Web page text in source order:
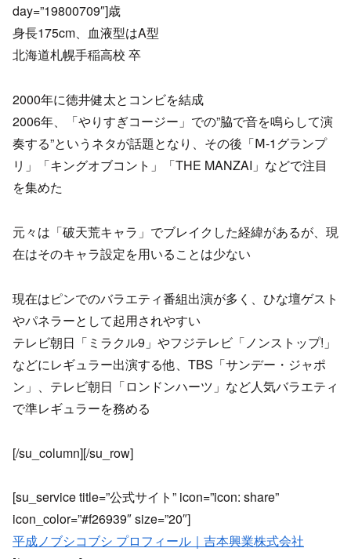
day=”19800709″]歳
身長175cm、血液型はA型
北海道札幌手稲高校 卒
2000年に徳井健太とコンビを結成
2006年、「やりすぎコージー」での”脇で音を鳴らして演
奏する”というネタが話題となり、その後「Ⅿ-1グランプ
リ」「キングオブコント」「THE MANZAI」などで注目
を集めた
元々は「破天荒キャラ」でブレイクした経緯があるが、現
在はそのキャラ設定を用いることは少ない
現在はピンでのバラエティ番組出演が多く、ひな壇ゲスト
やパネラーとして起用されやすい
テレビ朝日「ミラクル9」やフジテレビ「ノンストップ!」
などにレギュラー出演する他、TBS「サンデー・ジャポ
ン」、テレビ朝日「ロンドンハーツ」など人気バラエティ
で準レギュラーを務める
[/su_column][/su_row]
[su_service title=”公式サイト” icon=”icon: share”
icon_color=”#f26939″ size=”20″]
平成ノブシコブシ プロフィール｜吉本興業株式会社